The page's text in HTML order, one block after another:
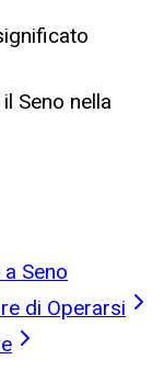
Seno nella
Seno
di Operarsi